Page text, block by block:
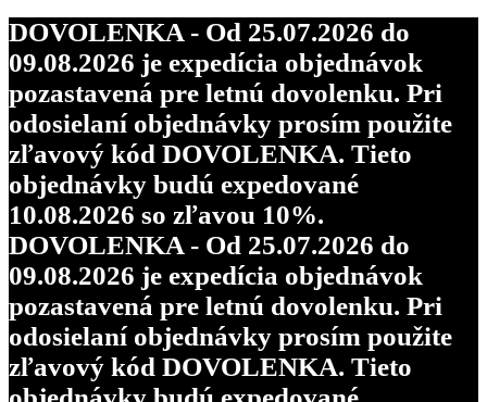
DOVOLENKA - Od 25.07.2026 do
09.08.2026 je expedícia objednávok
pozastavená pre letnú dovolenku. Pri
odosielaní objednávky prosím použite
zľavový kód DOVOLENKA. Tieto
objednávky budú expedované
10.08.2026 so zľavou 10%.
DOVOLENKA - Od 25.07.2026 do
09.08.2026 je expedícia objednávok
pozastavená pre letnú dovolenku. Pri
odosielaní objednávky prosím použite
zľavový kód DOVOLENKA. Tieto